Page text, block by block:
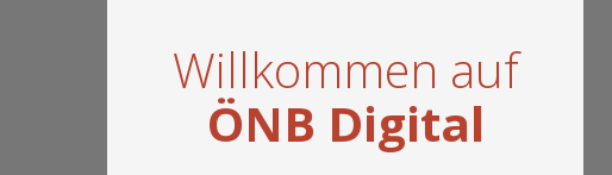
Willkommen auf
ÖNB Digital